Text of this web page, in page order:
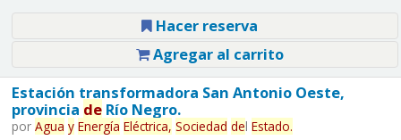
Hacer reserva
Agregar al carrito
Estación transformadora San Antonio Oeste,
provincia deRío Negro.
por Agua y Energía Eléctrica, Sociedad del Estado.